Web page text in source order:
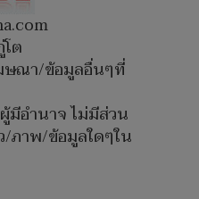
ต
ษณา/ข้อมูลอื่นๆที่
มีอำนาจ ไม่มีส่วน
/ภาพ/ข้อมูลใดๆใน